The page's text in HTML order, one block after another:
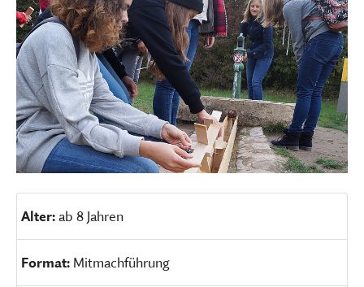
Alter:ab 8 Jahren
Format: Mitmachführung